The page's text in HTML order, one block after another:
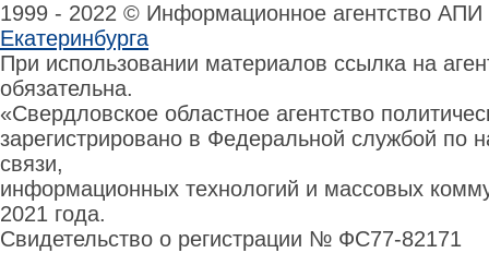
1999 - 2022 © Информационное агентство
Екатеринбурга
При использовании материалов ссылка на
обязательна.
«Свердловское областное агентство
зарегистрировано в Федеральной службой по
связи,
информационных технологий и массовых
2021 года.
Свидетельство о регистрации № ФС77-82171